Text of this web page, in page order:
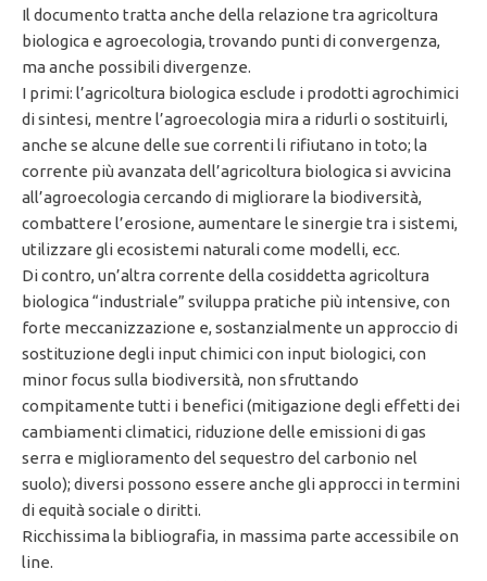
Il documento tratta anche della relazione tra agricoltura
biologica e agroecologia, trovando punti di convergenza,
ma anche possibili divergenze.
I primi: l’agricoltura biologica esclude i prodotti agrochimici
di sintesi, mentre l’agroecologia mira a ridurli o sostituirli,
anche se alcune delle sue correnti li rifiutano in toto; la
corrente più avanzata dell’agricoltura biologica si avvicina
all’agroecologia cercando di migliorare la biodiversità,
combattere l’erosione, aumentare le sinergie tra i sistemi,
utilizzare gli ecosistemi naturali come modelli, ecc.
Di contro, un’altra corrente della cosiddetta agricoltura
biologica “industriale” sviluppa pratiche più intensive, con
forte meccanizzazione e, sostanzialmente un approccio di
sostituzione degli input chimici con input biologici, con
minor focus sulla biodiversità, non sfruttando
compitamente tutti i benefici (mitigazione degli effetti dei
cambiamenti climatici, riduzione delle emissioni di gas
serra e miglioramento del sequestro del carbonio nel
suolo); diversi possono essere anche gli approcci in termini
di equità sociale o diritti.
Ricchissima la bibliografia, in massima parte accessibile on
line.